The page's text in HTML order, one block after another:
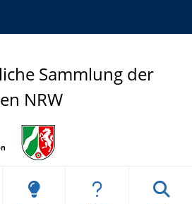
Sammlung der
NRW